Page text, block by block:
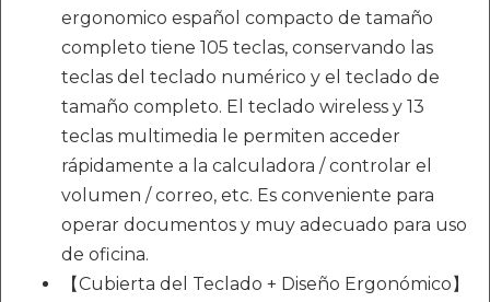
ergonomico español compacto de tamaño
completo tiene 105 teclas, conservando las
teclas del teclado numérico y el teclado de
tamaño completo. El teclado wireless y 13
teclas multimedia le permiten acceder
rápidamente a la calculadora / controlar el
volumen / correo, etc. Es conveniente para
operar documentos y muy adecuado para uso
de oficina.
【Cubierta del Teclado + Diseño Ergonómico】